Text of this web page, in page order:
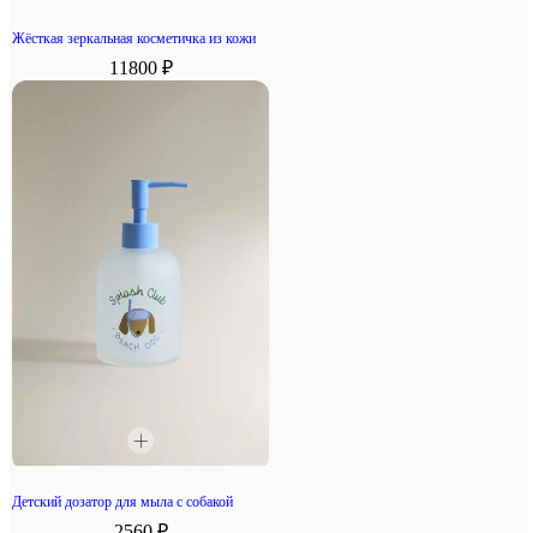
Жёсткая зеркальная косметичка из кожи
11800 ₽
Детский дозатор для мыла с собакой